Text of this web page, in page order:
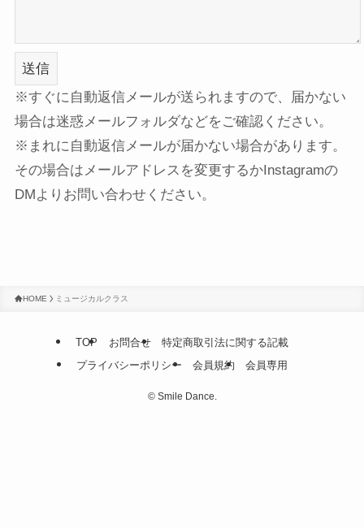
※すぐに自動返信メールが送られますので、届かない
場合は迷惑メールフォルダなどをご確認ください。
※まれに自動返信メールが届かない場合があります。
その場合はメールアドレスを変更するかInstagramの
DMよりお問い合わせください。
HOME ミュージカルクラス
TOP お問合せ
特定商取引法に関する記載
プライバシーポリシー
会員規約 会員専用
©Smile Dance.